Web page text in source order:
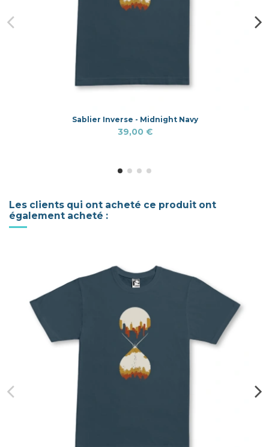
Sablier Inverse - Midnight Navy
39,00 €
Les clients qui ont acheté ce produit ont
également acheté :